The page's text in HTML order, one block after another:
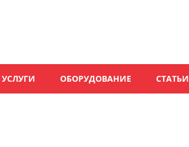
УСЛУГИ ОБОРУДОВАНИЕ СТАТЬИ